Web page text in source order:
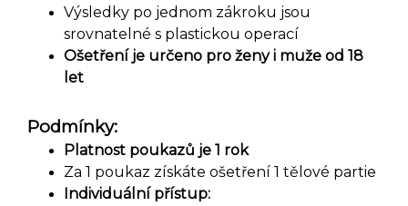
Výsledky po jednom zákroku jsou
srovnatelné s plastickou operací
Ošetření je určeno pro ženy i muže od 18
let
Podmínky:
Platnost poukazů je 1 rok
Za 1 poukaz získáte ošetření 1 tělové partie
Individuální přístup: